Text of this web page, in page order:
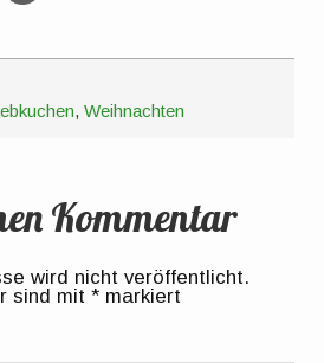
,Weihnachten
Kommentar
wird nicht veröffentlicht.
sind mit* markiert